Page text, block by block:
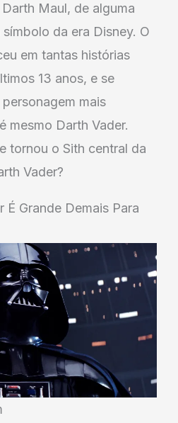
Maul, de alguma
da era Disney. O
em tantas histórias
13 anos, e se
mais
mesmo Darth Vader.
tornou o Sith central da
Vader?
É Grande Demais Para